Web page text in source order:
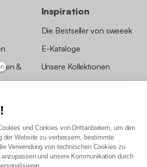
und Cookies von Drittanbietern, um den
der Website zu verbessern, bestimmte
Verwendung von technischen Cookies zu
und unsere Kommunikation durch
&
Inspiration
Die Bestseller von sweeek
E-Kataloge
Unsere Kollektionen